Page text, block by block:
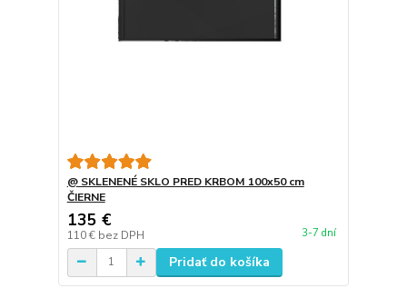
@ SKLENENÉ SKLO PRED KRBOM 100x50 cm
ČIERNE
135 €
110 € bez DPH 3-7 dní
Pridať do košíka